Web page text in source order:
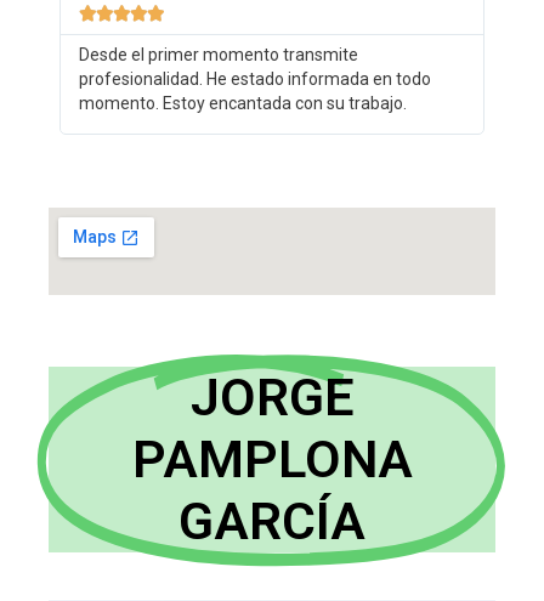

Desde el primer momento transmite
profesionalidad. He estado informada en todo
momento. Estoy encantada con su trabajo.
JORGE
PAMPLONA
GARCÍA